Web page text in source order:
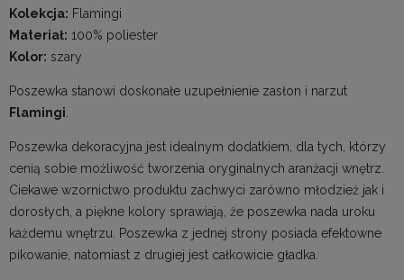
Kolekcja: Flamingi
Materiał: 100% poliester
Kolor: szary
Poszewka stanowi doskonałe uzupełnienie zasłon i narzut
Flamingi
Poszewka dekoracyjna jest idealnym dodatkiem, dla tych, którzy
cenią sobie możliwość tworzenia oryginalnych aranżacji wnętrz.
Ciekawe wzornictwo produktu zachwyci zarówno młodzież jak i
dorosłych, a piękne kolory sprawiają, że poszewka nada uroku
każdemu wnętrzu. Poszewka z jednej strony posiada efektowne
pikowanie, natomiast z drugiej jest całkowicie gładka.